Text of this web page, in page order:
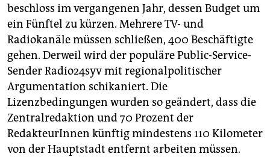
beschloss im vergangenen Jahr, dessen Budget um
ein Fünftel zu kürzen. Mehrere TV- und
Radiokanäle müssen schließen, 400 Beschäftigte
gehen. Derweil wird der populäre Public-Service-
Sender Radio24syv mit regionalpolitischer
Argumentation schikaniert. Die
Lizenzbedingungen wurden so geändert, dass die
Zentralredaktion und 70 Prozent der
RedakteurInnen künftig mindestens 110 Kilometer
von der Hauptstadt entfernt arbeiten müssen.